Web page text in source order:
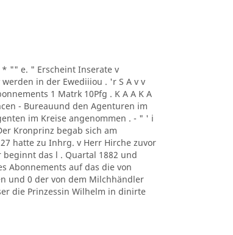
"" e. " Erscheint Inserate v
in der Ewediiiou . 'r S A v v
1 Matrk 10Pfg . K A A K A
- Bureauund den Agenturen im
im Kreise angenommen . - " ' i
Kronprinz begab sich am
hatte zu Inhrg. v Herr Hirche zuvor
das l . Quartal 1882 und
Abonnements auf das die von
und 0 der von dem Milchhändler
die Prinzessin Wilhelm in dinirte